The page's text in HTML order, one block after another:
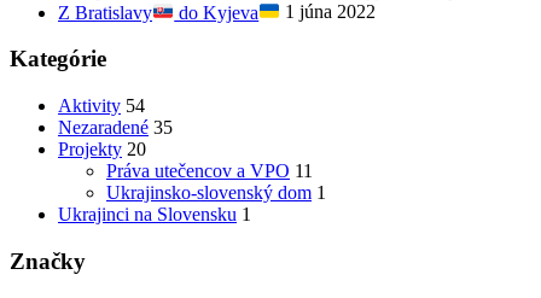
Z Bratislavy
do Kyjeva 1 júna 2022
Kategórie
Aktivity 54
Nezaradené 35
Projekty 20
Práva utečencov a VPO 11
Ukrajinsko-slovenský dom 1
Ukrajinci na Slovensku 1
Značky